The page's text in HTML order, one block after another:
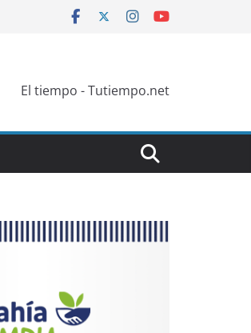
El tiempo - Tutiempo.net